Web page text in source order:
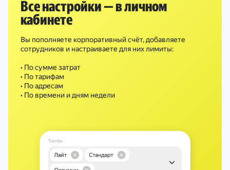
Все настройки — в личном
кабинете
Вы пополняете корпоративный счёт, добавляете
сотрудников и настраиваете для них лимиты:
• По сумме затрат
• По тарифам
• По адресам
• По времени и дням недели